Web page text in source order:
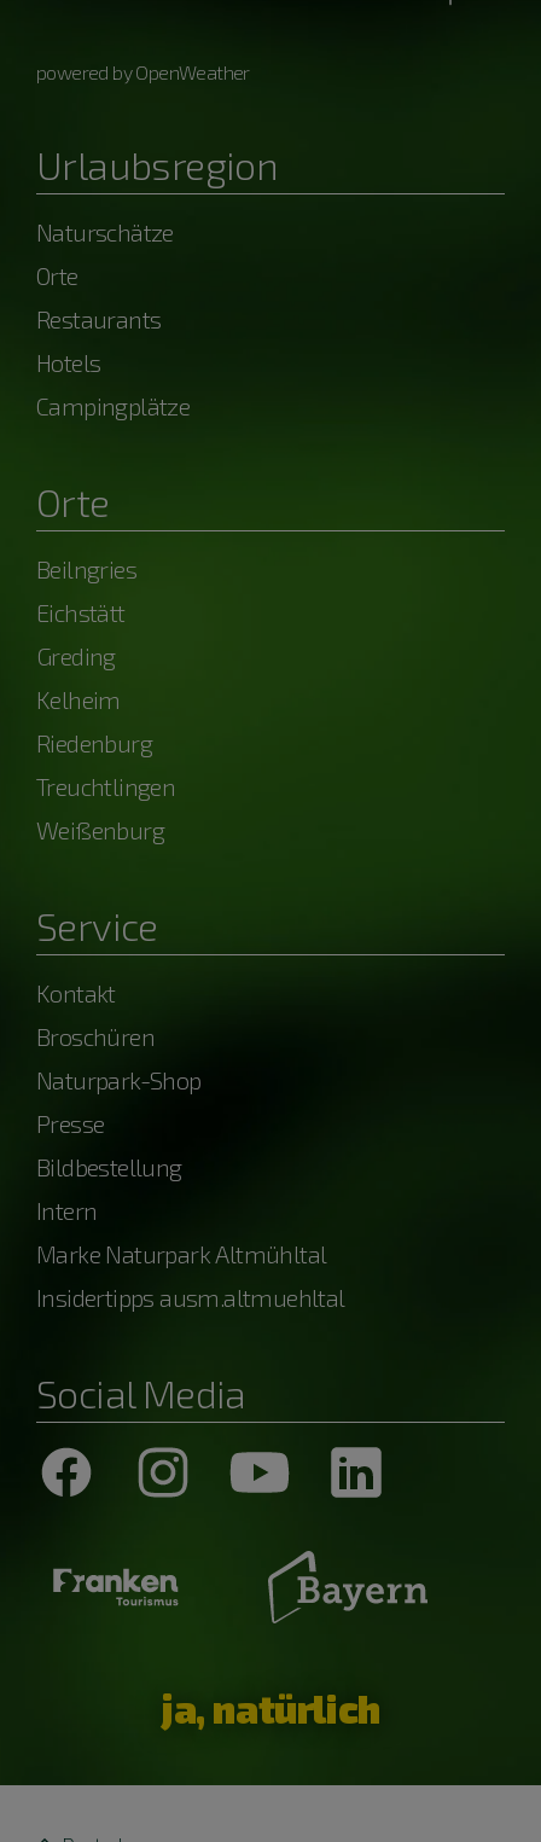
powered by OpenWeather
Urlaubsregion
Naturschätze
Orte
Restaurants
Hotels
Campingplätze
Orte
Beilngries
Eichstätt
Greding
Kelheim
Riedenburg
Treuchtlingen
Weißenburg
Service
Kontakt
Broschüren
Naturpark-Shop
Presse
Bildbestellung
Intern
Marke Naturpark Altmühltal
Insidertipps ausm.altmuehltal
Social Media
ja, natürlich